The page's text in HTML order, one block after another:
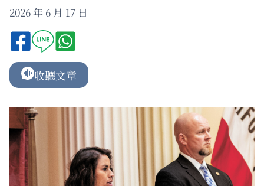
2026 年 6 月 17 日
收聽文章